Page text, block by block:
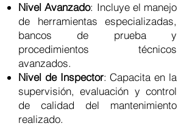
Nivel Avanzado: Incluye el manejo
de herramientas especializadas,
bancos de prueba y
procedimientos técnicos
avanzados.
Nivel de Inspector: Capacita en la
supervisión, evaluación y control
de calidad del mantenimiento
realizado.